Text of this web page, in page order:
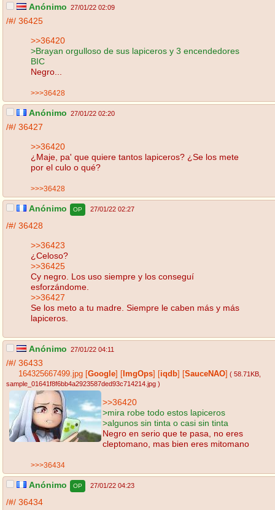
Anónimo 27/01/22 02:09
/#/ 36425
>>36420
>Brayan orgulloso de sus lapiceros y 3 encendedores
BIC
Negro...
>>>36428
Anónimo 27/01/22 02:20
/#/ 36427
>>36420
¿Maje, pa' que quiere tantos lapiceros? ¿Se los mete
por el culo o qué?
>>>36428
Anónimo OP 27/01/22 02:27
/#/ 36428
>>36423
¿Celoso?
>>36425
Cy negro. Los uso siempre y los conseguí
esforzándome.
>>36427
Se los meto a tu madre. Siempre le caben más y más
lapiceros.
Anónimo 27/01/22 04:11
/#/ 36433
164325667499.jpg Google ImgOps iqdb SauceNAO ( 58.71KB
sample_01641f8f6bb4a2923587ded93c714214.jpg )
>>36420
>mira robe todo estos lapiceros
>algunos sin tinta o casi sin tinta
Negro en serio que te pasa, no eres
cleptomano, mas bien eres mitomano
>>>36434
Anónimo OP 27/01/22 04:23
/#/ 36434